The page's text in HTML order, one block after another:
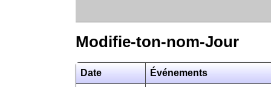
Modifie-ton-nom-Jour
Date Événements